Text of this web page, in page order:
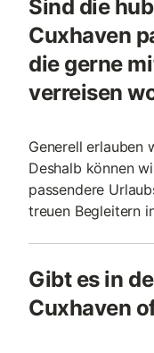
Sind die
Cuxhaven
die gerne
verreisen
Generell erlauben
Deshalb können
passendere
treuen Begleitern
Gibt es in
Cuxhaven